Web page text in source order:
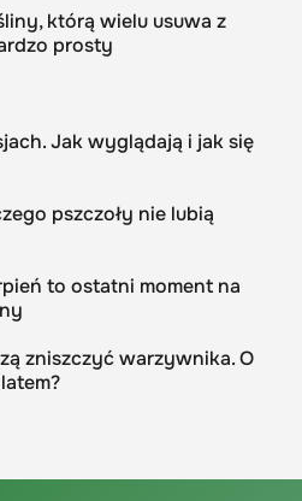
którą wielu usuwa z
prosty
Jak wyglądają i jak się
pszczoły nie lubią
to ostatni moment na
zniszczyć warzywnika. O